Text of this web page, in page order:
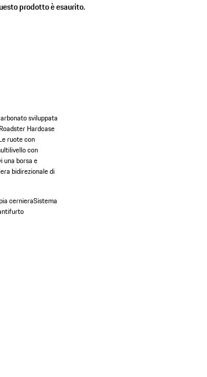
prodotto è esaurito.
sviluppata
Hardcase
ruote con
con
una borsa e
bidirezionale di
cernieraSistema